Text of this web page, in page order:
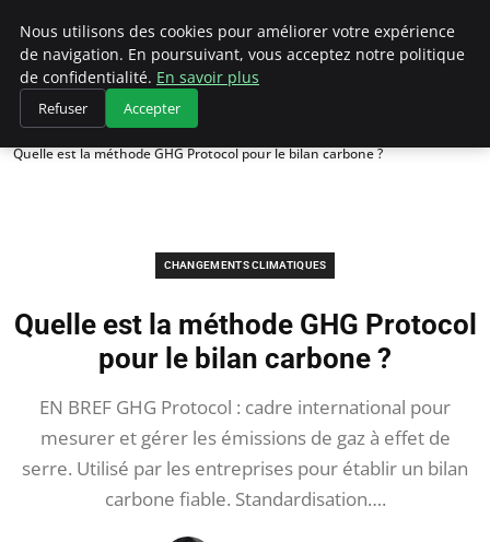
Climategatecountryclub.com
Accueil
Changements climatiques
Quelle est la méthode GHG Protocol pour le bilan carbone ?
CHANGEMENTS CLIMATIQUES
Quelle est la méthode GHG Protocol
pour le bilan carbone ?
EN BREF GHG Protocol : cadre international pour
mesurer et gérer les émissions de gaz à effet de
serre. Utilisé par les entreprises pour établir un bilan
carbone fiable. Standardisation….
Nous utilisons des cookies pour améliorer votre expérience
de navigation. En poursuivant, vous acceptez notre politique
de confidentialité. En savoir plus
Refuser Accepter